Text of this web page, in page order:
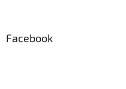
Facebook